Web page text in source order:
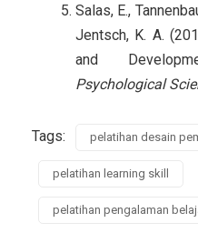
Salas, E.,
Jentsch, K. A.
and
Psychological
Tags: pelatihan desain
pelatihan learning skill
pelatihan pengalaman